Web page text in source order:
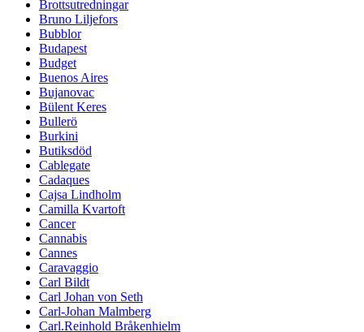
Brottsutredningar
Bruno Liljefors
Bubblor
Budapest
Budget
Buenos Aires
Bujanovac
Bülent Keres
Bullerö
Burkini
Butiksdöd
Cablegate
Cadaques
Cajsa Lindholm
Camilla Kvartoft
Cancer
Cannabis
Cannes
Caravaggio
Carl Bildt
Carl Johan von Seth
Carl-Johan Malmberg
Carl.Reinhold Bråkenhielm